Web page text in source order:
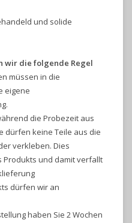
und solide
wir die folgende Regel
müssen in die
eigene
die Probezeit aus
dürfen keine Teile aus die
verkleben. Dies
Produkts und damit verfallt
dürfen wir an
haben Sie 2 Wochen